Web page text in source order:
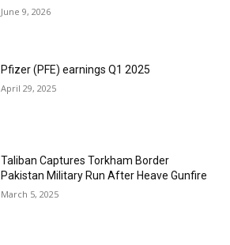
June 9, 2026
Pfizer (PFE) earnings Q1 2025
April 29, 2025
Taliban Captures Torkham Border
Pakistan Military Run After Heave Gunfire
March 5, 2025